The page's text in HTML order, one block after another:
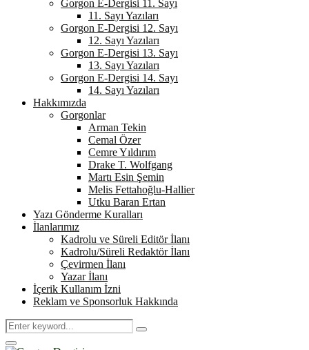
Gorgon E-Dergisi 11. Sayı
11. Sayı Yazıları
Gorgon E-Dergisi 12. Sayı
12. Sayı Yazıları
Gorgon E-Dergisi 13. Sayı
13. Sayı Yazıları
Gorgon E-Dergisi 14. Sayı
14. Sayı Yazıları
Hakkımızda
Gorgonlar
Arman Tekin
Cemal Özer
Cemre Yıldırım
Drake T. Wolfgang
Martı Esin Şemin
Melis Fettahoğlu-Hallier
Utku Baran Ertan
Yazı Gönderme Kuralları
İlanlarımız
Kadrolu ve Süreli Editör İlanı
Kadrolu/Süreli Redaktör İlanı
Çevirmen İlanı
Yazar İlanı
İçerik Kullanım İzni
Reklam ve Sponsorluk Hakkında
Search
for:
Search
Primary